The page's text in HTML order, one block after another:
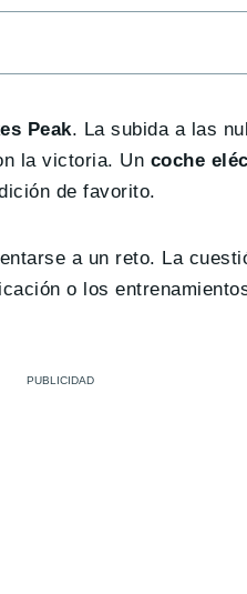
Peak. La subida a las
la victoria. Un coche
de favorito.
a un reto. La
o los